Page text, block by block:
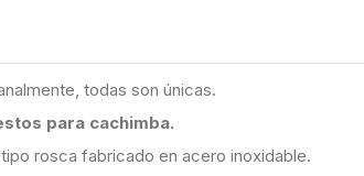
todas son únicas.
para cachimba.
rosca fabricado en acero inoxidable.